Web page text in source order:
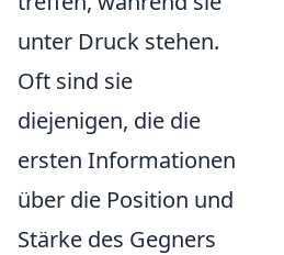
unter Druck stehen.
Oft sind sie
diejenigen, die die
ersten Informationen
über die Position und
Stärke des Gegners